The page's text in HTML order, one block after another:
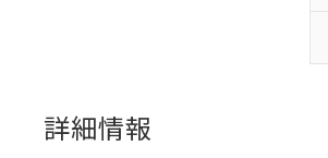
詳細情報